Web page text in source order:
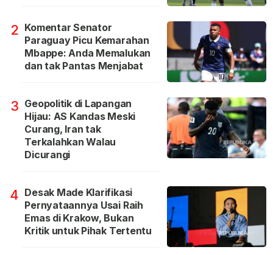
2 Komentar Senator
Paraguay Picu Kemarahan
Mbappe: Anda Memalukan
dan tak Pantas Menjabat
3 Geopolitik di Lapangan
Hijau: AS Kandas Meski
Curang, Iran tak
Terkalahkan Walau
Dicurangi
4 Desak Made Klarifikasi
Pernyataannya Usai Raih
Emas di Krakow, Bukan
Kritik untuk Pihak Tertentu